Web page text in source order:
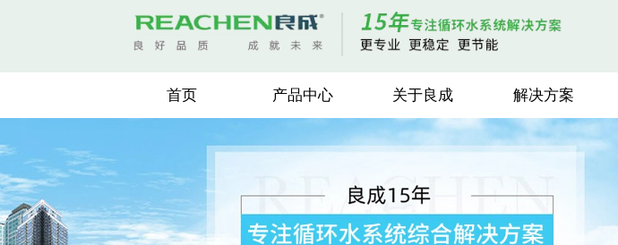
首页 产品中心 关于良成 解决方案